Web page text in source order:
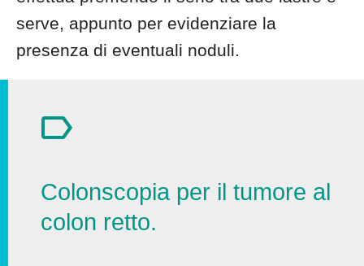
serve, appunto per evidenziare la
presenza di eventuali noduli.
Colonscopia per il tumore al
colon retto.